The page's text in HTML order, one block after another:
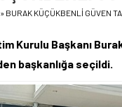
» BURAK KÜÇÜKBENLİ GÜVEN
Kurulu Başkanı
başkanlığa seçildi.